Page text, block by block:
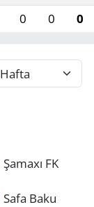
0 0 0
Şamaxı FK
Safa Baku